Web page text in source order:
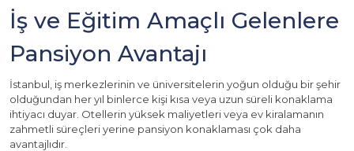
İş ve Eğitim Amaçlı Gelenlere
Pansiyon Avantajı
İstanbul, iş merkezlerinin ve üniversitelerin yoğun olduğu bir şehir
olduğundan her yıl binlerce kişi kısa veya uzun süreli konaklama
ihtiyacı duyar. Otellerin yüksek maliyetleri veya ev kiralamanın
zahmetli süreçleri yerine pansiyon konaklaması çok daha
avantajlıdır.